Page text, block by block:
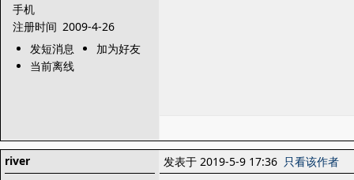
手机
注册时间 2009-4-26
发短消息
加为好友
当前离线
river
发表于 2019-5-9 17:36 只看该作者